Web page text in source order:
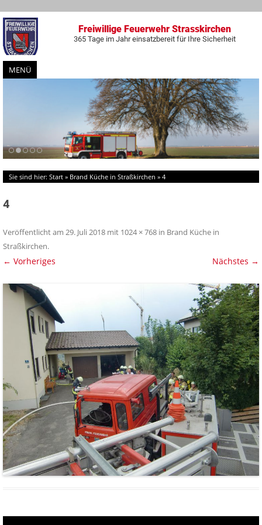
Freiwillige Feuerwehr Strasskirchen
365 Tage im Jahr einsatzbereit für Ihre Sicherheit
MENÜ
Zum
Inhalt
springen
Sie sind hier: Start » Brand Küche in Straßkirchen » 4
4
Veröffentlicht am 29. Juli 2018 mit 1024 × 768 in Brand Küche in
Straßkirchen.
← Vorheriges Nächstes →